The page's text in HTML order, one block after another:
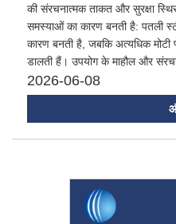
की संरचनात्मक ताकत और सुरक्षा
समस्याओं का कारण बनती है: पतली
कारण बनती है, जबकि अत्यधिक मोटी
डालती हैं। उपयोग के माहौल और
2026-06-08